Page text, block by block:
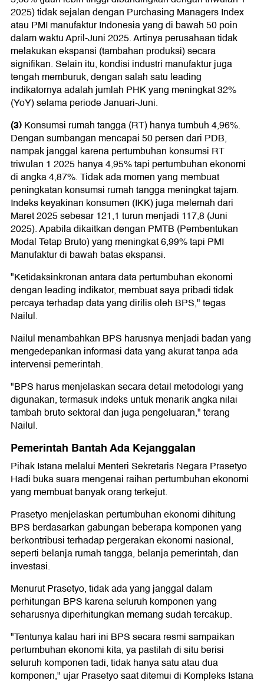
2025) tidak sejalan dengan Purchasing Managers Index
atau PMI manufaktur Indonesia yang di bawah 50 poin
dalam waktu April-Juni 2025. Artinya perusahaan tidak
melakukan ekspansi (tambahan produksi) secara
signifikan. Selain itu, kondisi industri manufaktur juga
tengah memburuk, dengan salah satu leading
indikatornya adalah jumlah PHK yang meningkat 32%
(YoY) selama periode Januari-Juni.
(3)Konsumsi rumah tangga (RT) hanya tumbuh 4,96%.
Dengan sumbangan mencapai 50 persen dari PDB,
nampak janggal karena pertumbuhan konsumsi RT
triwulan 1 2025 hanya 4,95% tapi pertumbuhan ekonomi
di angka 4,87%. Tidak ada momen yang membuat
peningkatan konsumsi rumah tangga meningkat tajam.
Indeks keyakinan konsumen (IKK) juga melemah dari
Maret 2025 sebesar 121,1 turun menjadi 117,8 (Juni
2025). Apabila dikaitkan dengan PMTB (Pembentukan
Modal Tetap Bruto) yang meningkat 6,99% tapi PMI
Manufaktur di bawah batas ekspansi.
"Ketidaksinkronan antara data pertumbuhan ekonomi
dengan leading indikator, membuat saya pribadi tidak
percaya terhadap data yang dirilis oleh BPS," tegas
Nailul.
Nailul menambahkan BPS harusnya menjadi badan yang
mengedepankan informasi data yang akurat tanpa ada
intervensi pemerintah.
"BPS harus menjelaskan secara detail metodologi yang
digunakan, termasuk indeks untuk menarik angka nilai
tambah bruto sektoral dan juga pengeluaran," terang
Nailul.
Pemerintah Bantah Ada Kejanggalan
Pihak Istana melalui Menteri Sekretaris Negara Prasetyo
Hadi buka suara mengenai raihan pertumbuhan ekonomi
yang membuat banyak orang terkejut.
Prasetyo menjelaskan pertumbuhan ekonomi dihitung
BPS berdasarkan gabungan beberapa komponen yang
berkontribusi terhadap pergerakan ekonomi nasional,
seperti belanja rumah tangga, belanja pemerintah, dan
investasi.
Menurut Prasetyo, tidak ada yang janggal dalam
perhitungan BPS karena seluruh komponen yang
seharusnya diperhitungkan memang sudah tercakup.
"Tentunya kalau hari ini BPS secara resmi sampaikan
pertumbuhan ekonomi kita, ya pastilah di situ berisi
seluruh komponen tadi, tidak hanya satu atau dua
komponen," ujar Prasetyo saat ditemui di Kompleks Istana